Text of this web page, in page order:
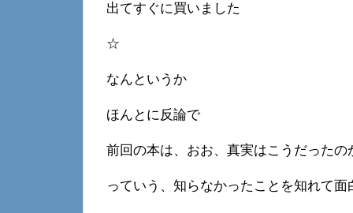
出てすぐに買いました
☆
なんというか
ほんとに反論で
前回の本は、おお、真実はこうだったの
っていう、知らなかったことを知れて面